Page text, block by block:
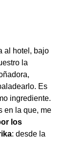
al hotel, bajo
la
Es
ingrediente.
en la que, me
los
: desde la